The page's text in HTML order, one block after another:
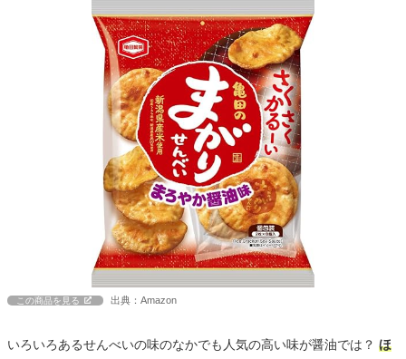
この商品を見る 出典：Amazon
いろいろあるせんべいの味のなかでも人気の高い味が醤油では？ ほ